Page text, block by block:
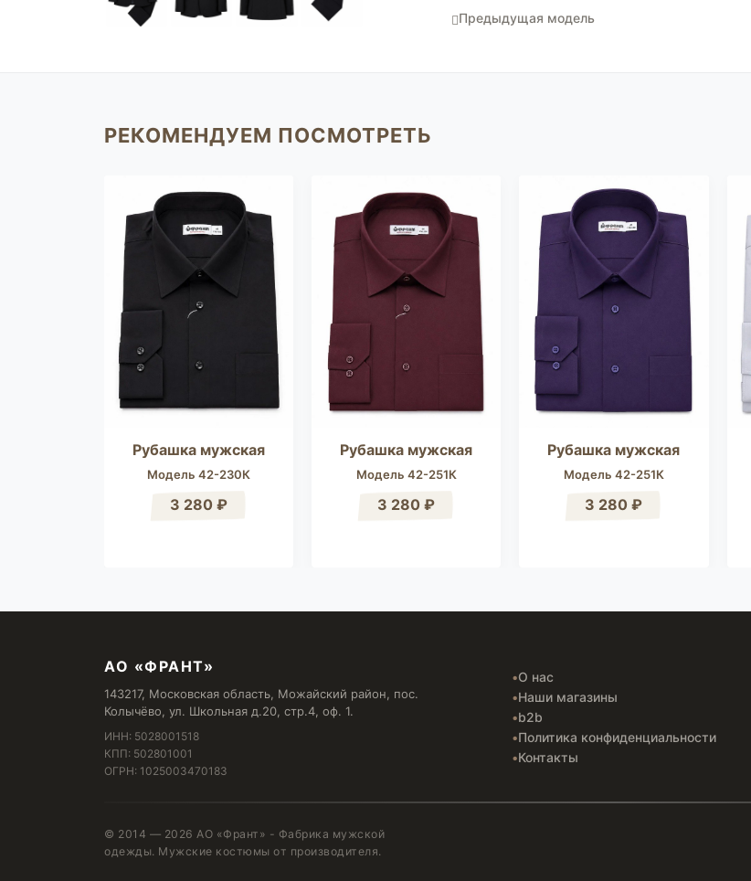
Предыдущая модель
РЕКОМЕНДУЕМ ПОСМОТРЕТЬ
Рубашка мужская
Модель 42-230К
3 280 ₽
Рубашка мужская
Модель 42-251К
3 280 ₽
Рубашка мужская
Модель 42-251К
3 280 ₽
АО «ФРАНТ»
143217, Московская область, Можайский район, пос.
Колычёво, ул. Школьная д.20, стр.4, оф. 1.
ИНН: 5028001518
КПП: 502801001
ОГРН: 1025003470183
О нас
Наши магазины
b2b
Политика конфиденциальности
Контакты
© 2014 — 2026 АО «Франт» - Фабрика мужской
одежды. Мужские костюмы от производителя.